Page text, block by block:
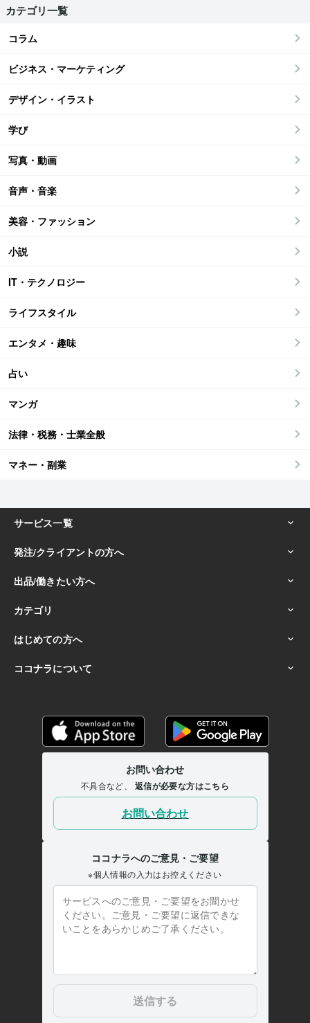
カテゴリ一覧
コラム
ビジネス・マーケティング
デザイン・イラスト
学び
写真・動画
音声・音楽
美容・ファッション
小説
IT・テクノロジー
ライフスタイル
エンタメ・趣味
占い
マンガ
法律・税務・士業全般
マネー・副業